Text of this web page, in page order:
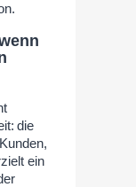
die
ein